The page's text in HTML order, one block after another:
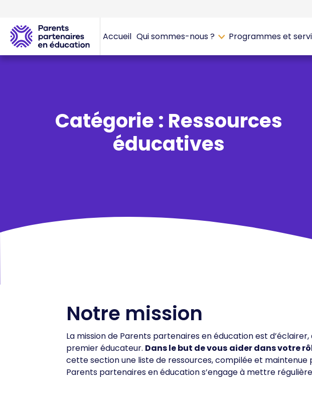
Accueil Qui sommes-nous ? Programmes et
Catégorie : Ressources
éducatives
Notre mission
La mission de Parents partenaires en éducation est
premier éducateur. Dans le but de vous aider dans votre
cette section une liste de ressources, compilée et maintenue
Parents partenaires en éducation s’engage à mettre